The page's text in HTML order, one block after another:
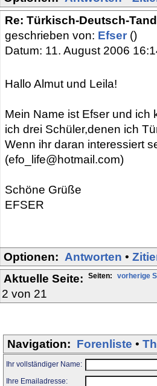
Re: Türkisch-Deutsch-
geschrieben von: Efser ()
Datum: 11. August 2006
Hallo Almut und Leila!
Mein Name ist Efser und ich
ich drei Schüler,denen ich
Wenn ihr daran interessiert
(efo_life@hotmail.com)
Schöne Grüße
EFSER
Optionen: Antworten •
Seiten: vorherige
Aktuelle Seite:
2 von 21
Navigation: Forenliste •
Ihr vollständiger Name:
Ihre Emailadresse: